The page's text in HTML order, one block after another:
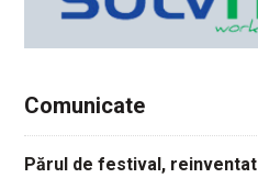
Comunicate
Părul de festival, reinventat